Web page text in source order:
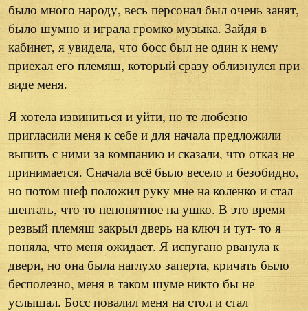
было много народу, весь персонал был очень занят,
было шумно и играла громко музыка. Зайдя в
кабинет, я увидела, что босс был не один к нему
приехал его племяш, который сразу облизнулся при
виде меня.
Я хотела извиниться и уйти, но те любезно
пригласили меня к себе и для начала предложили
выпить с ними за компанию и сказали, что отказ не
принимается. Сначала всё было весело и безобидно,
но потом шеф положил руку мне на коленко и стал
шептать, что то непонятное на ушко. В это время
резвый племяш закрыл дверь на ключ и тут- то я
поняла, что меня ожидает. Я испугано рванула к
двери, но она была наглухо заперта, кричать было
бесполезно, меня в таком шуме никто бы не
услышал. Босс повалил меня на стол и стал